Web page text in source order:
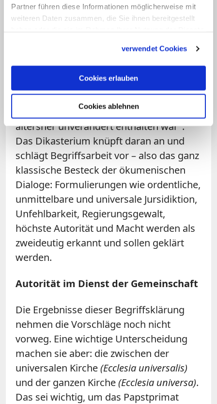
Partner führen diese Informationen möglicherweise mit
weiteren Daten zusammen, die Sie ihnen bereitgestellt
verwendet Cookies
Cookies erlauben
Cookies ablehnen
gesamten Tradition neu zu lesen – dabei
unter Verweis auf die dogmatische
der das Konzil das Jurisdiktionsprimat
beschlossen hatte. In der Einleitung der
Konstitution betonten die Konzilsväter,
dass ihre Lehre nicht neu sei, sondern
"im Glauben der Gesamtkirche von
altersher unverändert enthalten war".
Das Dikasterium knüpft daran an und
schlägt Begriffsarbeit vor – also das ganz
klassische Besteck der ökumenischen
Dialoge: Formulierungen wie ordentliche,
unmittelbare und universale Jursidiktion,
Unfehlbarkeit, Regierungsgewalt,
höchste Autorität und Macht werden als
zweideutig erkannt und sollen geklärt
werden.
Autorität im Dienst der Gemeinschaft
Die Ergebnisse dieser Begriffsklärung
nehmen die Vorschläge noch nicht
vorweg. Eine wichtige Unterscheidung
machen sie aber: die zwischen der
universalen Kirche(Ecclesia universalis)
und der ganzen Kirche(Ecclesia universa).
Das sei wichtig, um das Papstprimat